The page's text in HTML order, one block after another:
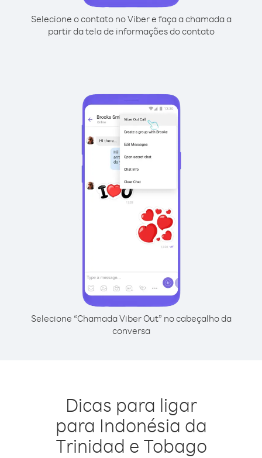
Selecione o contato no Viber e faça a chamada a
partir da tela de informações do contato
Selecione “Chamada Viber Out” no cabeçalho da
conversa
Dicas para ligar
para Indonésia da
Trinidad e Tobago